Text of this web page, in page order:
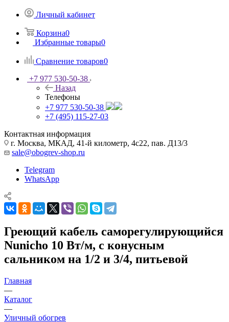
Личный кабинет
Корзина0
Избранные товары0
Сравнение товаров0
+7 977 530-50-38
Назад
Телефоны
+7 977 530-50-38
+7 (495) 115-27-03
Контактная информация
г. Москва, МКАД, 41-й километр, 4с22, пав. Д13/3
sale@obogrev-shop.ru
Telegram
WhatsApp
Греющий кабель саморегулирующийся
Nunicho 10 Вт/м, с конусным
сальником на 1/2 и 3/4, питьевой
Главная
—
Каталог
—
Уличный обогрев